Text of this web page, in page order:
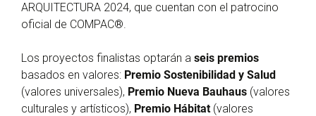
ARQUITECTURA 2024, que cuentan con el patrocino
oficial de COMPAC®.
Los proyectos finalistas optarán a seis premios
basados en valores: Premio Sostenibilidad y Salud
(valores universales), Premio Nueva Bauhaus (valores
culturales y artísticos), Premio Hábitat(valores